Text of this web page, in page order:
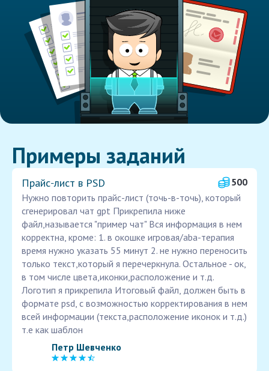
Примеры заданий
Прайс‑лист в PSD
500
Нужно повторить прайс-лист (точь-в-точь), который
сгенерировал чат gpt Прикрепила ниже
файл,называется "пример чат" Вся информация в нем
корректна, кроме: 1. в окошке игровая/aba-терапия
время нужно указать 55 минут 2. не нужно переносить
только текст,который я перечеркнула. Остальное - ок,
в том числе цвета,иконки,расположение и т.д.
Логотип я прикрепила Итоговый файл, должен быть в
формате psd, с возможностью корректирования в нем
всей информации (текста,расположение иконок и т.д.)
т.е как шаблон
Петр Шевченко